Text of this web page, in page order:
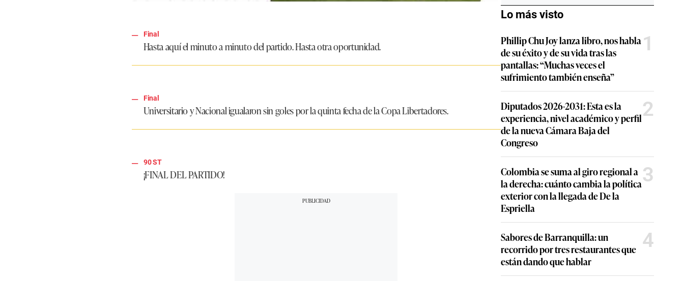
Final
Hasta aquí el minuto a minuto del partido. Hasta otra oportunidad.
Final
Universitario y Nacional igualaron sin goles por la quinta fecha de la Copa Libertadores.
90 ST
¡FINAL DEL PARTIDO!
Lo más visto
Phillip Chu Joy lanza libro, nos habla
de su éxito y de su vida tras las
pantallas: “Muchas veces el
sufrimiento también enseña”
1
Diputados 2026-2031: Esta es la
experiencia, nivel académico y perfil
de la nueva Cámara Baja del
Congreso
2
Colombia se suma al giro regional a
la derecha: cuánto cambia la política
exterior con la llegada de De la
Espriella
3
Sabores de Barranquilla: un
recorrido por tres restaurantes que
están dando que hablar
4